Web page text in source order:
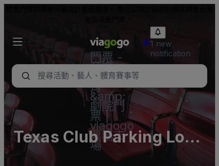
門票 -
音樂
會、體
育
&amp;
劇院門
票 |
viagogo
票務市
場
1 new
notification
Texas Club Parking Lots
(InActive)